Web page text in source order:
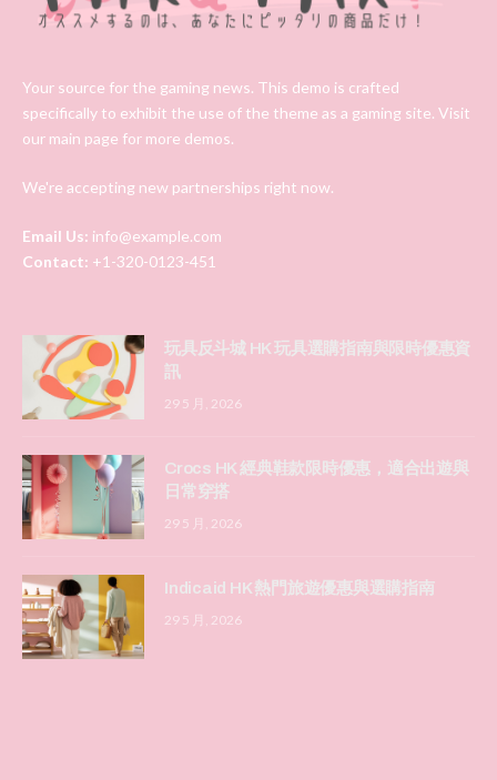
Your source for the gaming news. This demo is crafted
specifically to exhibit the use of the theme as a gaming site. Visit
our main page for more demos.
We're accepting new partnerships right now.
Email Us: info@example.com
Contact: +1-320-0123-451
玩具反斗城 HK 玩具選購指南與限時優惠資
訊
29 5 月, 2026
Crocs HK 經典鞋款限時優惠，適合出遊與
日常穿搭
29 5 月, 2026
Indicaid HK 熱門旅遊優惠與選購指南
29 5 月, 2026